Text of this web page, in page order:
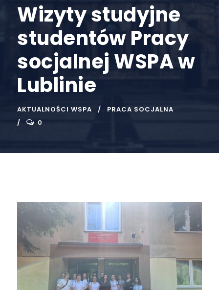
Wizyty studyjne
studentów Pracy
socjalnej WSPA w
Lublinie
AKTUALNOŚCI WSPA
PRACA SOCJALNA
0